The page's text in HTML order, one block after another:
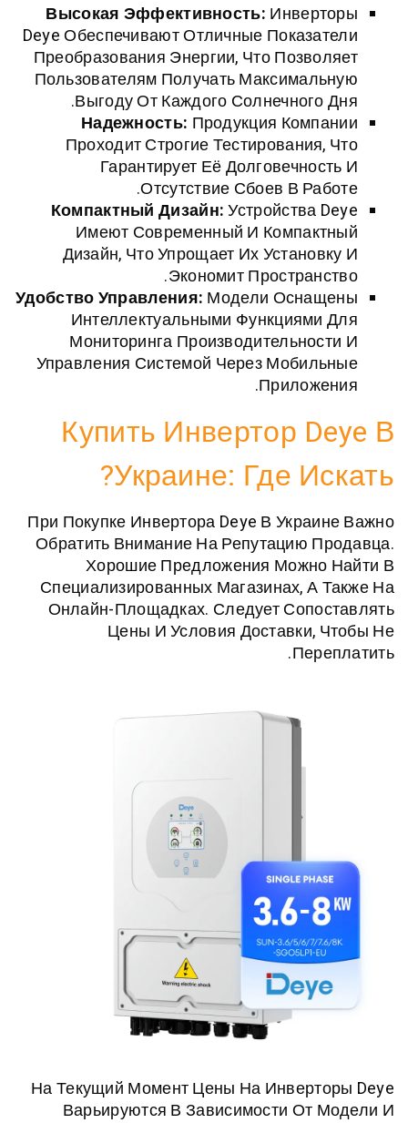
Высокая Эффективность:
Deye Обеспечивают Отличные
Преобразования Энергии, Что
Пользователям Получать
Выгоду От Каждого
Надежность:Продукция
Проходит Строгие
Гарантирует Её
Отсутствие Сбоев В
Компактный Дизайн:Устройства
Имеют Современный И
Дизайн, Что Упрощает Их
Экономит
Удобство Управления:Модели
Интеллектуальными
Мониторинга
Управления Системой Через
Купить Инвертор
Украине: Где
При Покупке Инвертора Deye В
Обратить Внимание На Репутацию
Хорошие Предложения
Специализированных Магазинах,
Онлайн-Площадках. Следует
Цены И Условия
На Текущий Момент Цены На
Варьируются В Зависимости